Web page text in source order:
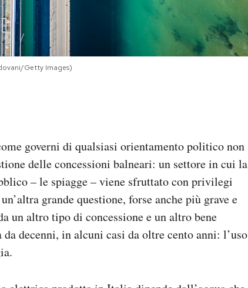
Getty Images)
governi di qualsiasi orientamento politico non
delle concessioni balneari: un settore in cui la
– le spiagge – viene sfruttato con privilegi
un’altra grande questione, forse anche più grave e
un altro tipo di concessione e un altro bene
decenni, in alcuni casi da oltre cento anni: l’uso